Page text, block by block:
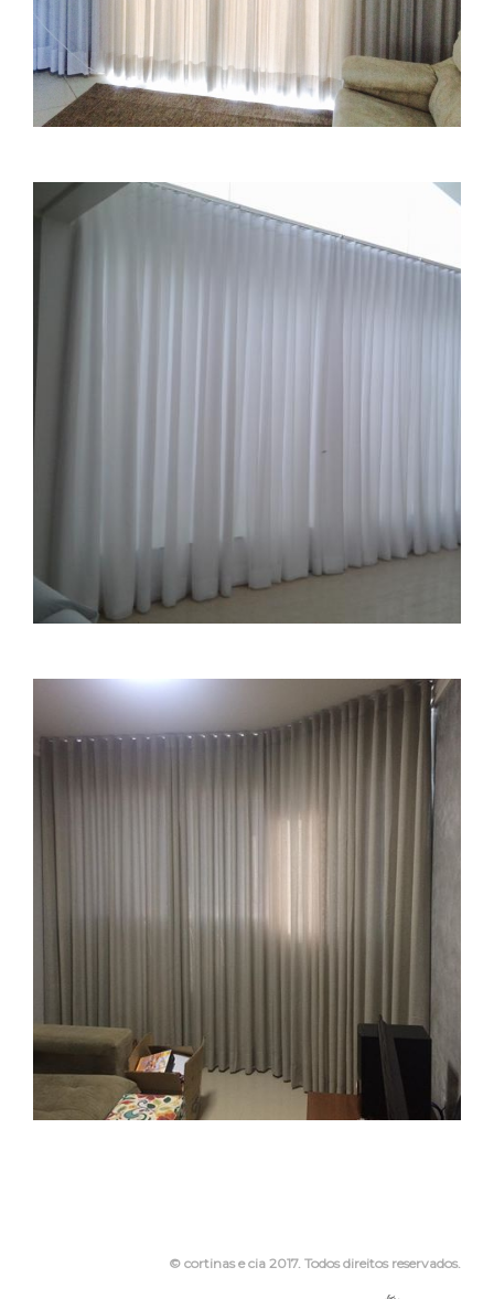
© cortinas e cia 2017. Todos direitos reservados.